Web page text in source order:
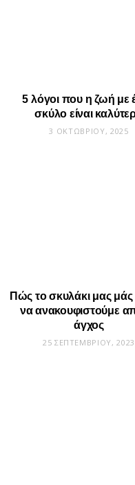
5 λόγοι που η ζωή με
σκύλο είναι
3 ΟΚΤΩΒΡΊΟΥ, 2025
Πώς το σκυλάκι μας
να ανακουφιστούμε
άγχος
25 ΣΕΠΤΕΜΒΡΊΟΥ, 2023